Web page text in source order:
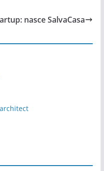
nasce SalvaCasa